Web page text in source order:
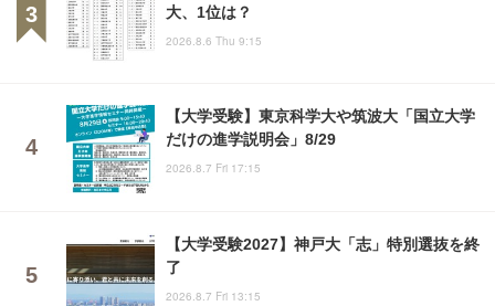
大、1位は？
2026.8.6 Thu 9:15
【大学受験】東京科学大や筑波大「国立大学
だけの進学説明会」8/29
2026.8.7 Fri 17:15
【大学受験2027】神戸大「志」特別選抜を終
了
2026.8.7 Fri 13:15